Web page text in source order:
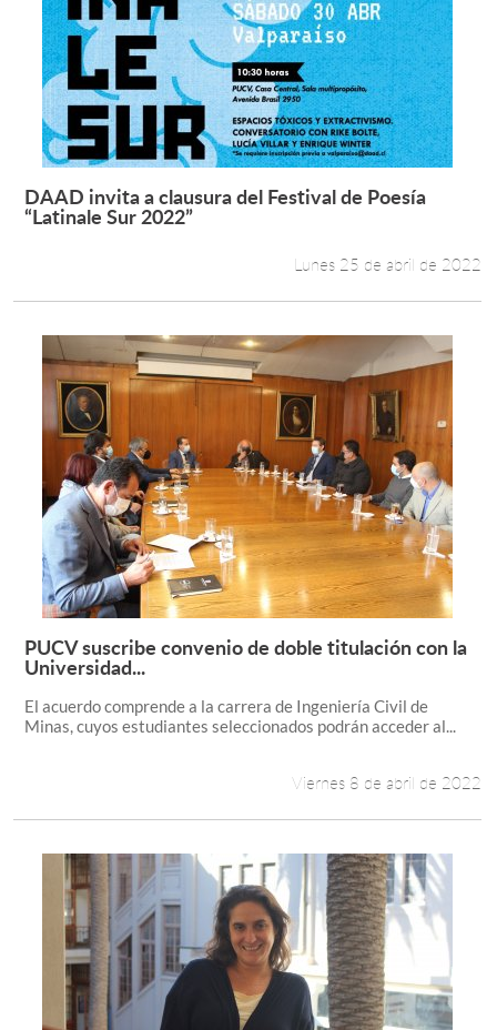
Leer más +
DAAD invita a clausura del Festival de Poesía
“Latinale Sur 2022”
Lunes 25 de abril de 2022
Leer más +
PUCV suscribe convenio de doble titulación con la
Universidad...
El acuerdo comprende a la carrera de Ingeniería Civil de
Minas, cuyos estudiantes seleccionados podrán acceder al...
Viernes 8 de abril de 2022